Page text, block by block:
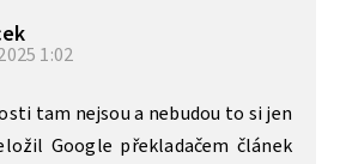
1:02
tam nejsou a nebudou to si jen
Google překladačem článek